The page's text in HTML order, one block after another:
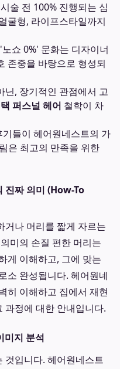
술 전 100% 진행되는 심
굴형, 라이프스타일까지
쇼 0%' 문화는 디자이너
존중을 바탕으로 형성되
닌, 장기적인 관점에서 고
퍼스널 헤어 철학이 차
기들이 헤어원네스트의 가
은 최고의 만족을 위한
진짜 의미 (How-To
거나 머리를 짧게 자르는
미의 손질 편한 머리는
게 이해하고, 그에 맞는
소 완성됩니다. 헤어원네
히 이해하고 집에서 재현
과정에 대한 안내입니다.
미지 분석
것입니다. 헤어원네스트